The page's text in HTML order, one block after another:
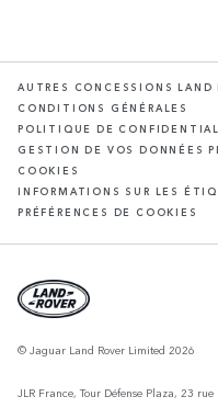
AUTRES CONCESSIONS LAND
CONDITIONS GÉNÉRALES
POLITIQUE DE
GESTION DE VOS DONNÉES
COOKIES
INFORMATIONS SUR LES
PRÉFÉRENCES DE COOKIES
© Jaguar Land Rover Limited 2026
JLR France, Tour Défense Plaza, 23